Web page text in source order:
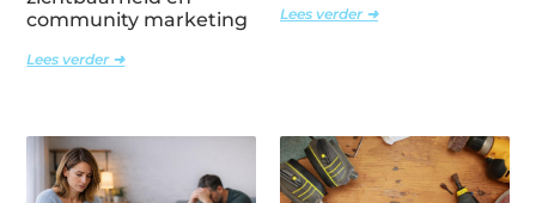
community marketing
Lees verder ➜
Lees verder ➜